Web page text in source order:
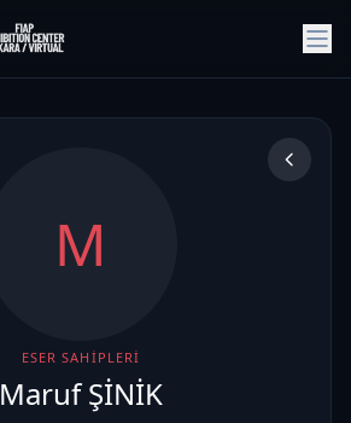
M
ESER SAHIPLERI
Maruf ŞİNİK